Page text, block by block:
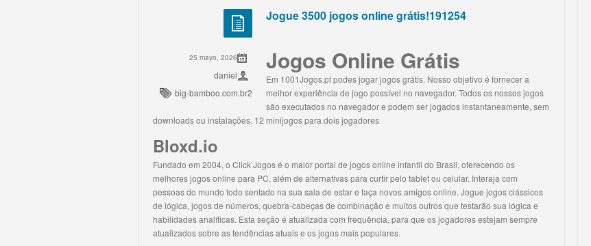
Jogue 3500 jogos online grátis!191254
25 mayo, 2026
daniel
big-bamboo.com.br2
Jogos Online Grátis
Em 1001Jogos.pt podes jogar jogos grátis. Nosso objetivo é fornecer a
melhor experiência de jogo possível no navegador. Todos os nossos jogos
são executados no navegador e podem ser jogados instantaneamente, sem
downloads ou instalações. 12 minijogos para dois jogadores
Bloxd.io
Fundado em 2004, o Click Jogos é o maior portal de jogos online infantil do Brasil, oferecendo os
melhores jogos online para PC, além de alternativas para curtir pelo tablet ou celular. Interaja com
pessoas do mundo todo sentado na sua sala de estar e faça novos amigos online. Jogue jogos clássicos
de lógica, jogos de números, quebra-cabeças de combinação e muitos outros que testarão sua lógica e
habilidades analíticas. Esta seção é atualizada com frequência, para que os jogadores estejam sempre
atualizados sobre as tendências atuais e os jogos mais populares.